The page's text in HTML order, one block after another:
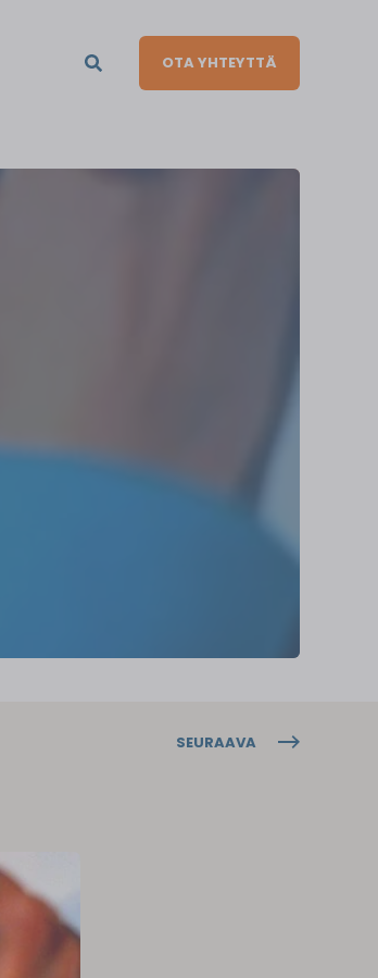
OTA YHTEYTTÄ
SEURAAVA